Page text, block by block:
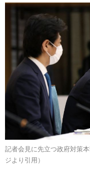
記者会見に先立つ政府対策
ジより引用）